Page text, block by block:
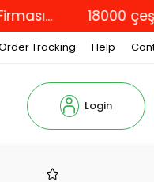
18000 çeşit
Tracking Help
Login